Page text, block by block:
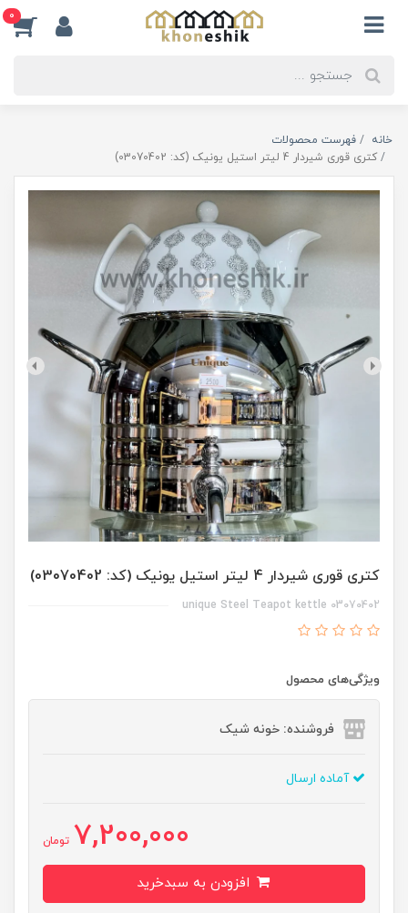
0
خانه
فهرست محصولات
کتری قوری شیردار 4 لیتر استیل یونیک (کد: 03070402)
کتری قوری شیردار 4 لیتر استیل یونیک (کد: 03070402)
unique Steel Teapot kettle 03070402
ویژگی‌های محصول
فروشنده: خونه شیک
آماده ارسال
7,200,000 تومان